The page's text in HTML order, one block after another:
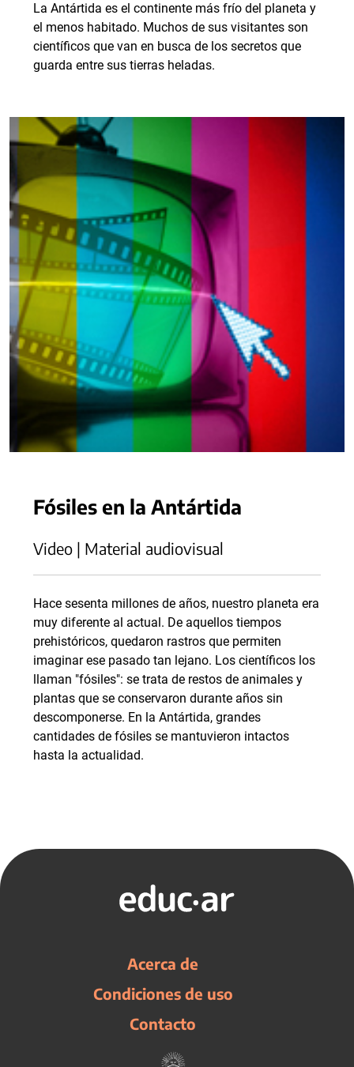
La Antártida es el continente más frío del planeta y
el menos habitado. Muchos de sus visitantes son
científicos que van en busca de los secretos que
guarda entre sus tierras heladas.
Fósiles en la Antártida
Video | Material audiovisual
Hace sesenta millones de años, nuestro planeta era
muy diferente al actual. De aquellos tiempos
prehistóricos, quedaron rastros que permiten
imaginar ese pasado tan lejano. Los científicos los
llaman "fósiles": se trata de restos de animales y
plantas que se conservaron durante años sin
descomponerse. En la Antártida, grandes
cantidades de fósiles se mantuvieron intactos
hasta la actualidad.
Acerca de
Condiciones de uso
Contacto